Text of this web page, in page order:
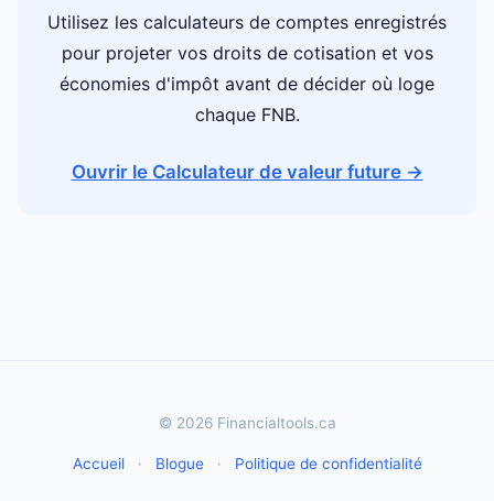
Utilisez les calculateurs de comptes enregistrés
pour projeter vos droits de cotisation et vos
économies d'impôt avant de décider où loge
chaque FNB.
Ouvrir le Calculateur de valeur future →
© 2026 Financialtools.ca
Accueil · Blogue · Politique de confidentialité